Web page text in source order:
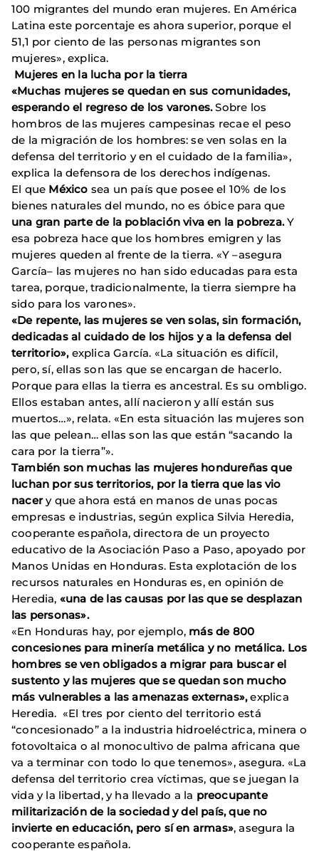
100 migrantes del mundo eran mujeres. En América
Latina este porcentaje es ahora superior, porque el
51,1 por ciento de las personas migrantes son
mujeres», explica.
Mujeres en la lucha por la tierra
«Muchas mujeres se quedan en sus comunidades,
esperando el regreso de los varones.Sobre los
hombros de las mujeres campesinas recae el peso
de la migración de los hombres: se ven solas en la
defensa del territorio y en el cuidado de la familia»,
explica la defensora de los derechos indígenas.
El que México sea un país que posee el 10% de los
bienes naturales del mundo, no es óbice para que
una gran parte de la población viva en la pobreza.Y
esa pobreza hace que los hombres emigren y las
mujeres queden al frente de la tierra. «Y –asegura
García– las mujeres no han sido educadas para esta
tarea, porque, tradicionalmente, la tierra siempre ha
sido para los varones».
«De repente, las mujeres se ven solas, sin formación,
dedicadas al cuidado de los hijos y a la defensa del
territorio»,explica García. «La situación es difícil,
pero, sí, ellas son las que se encargan de hacerlo.
Porque para ellas la tierra es ancestral. Es su ombligo.
Ellos estaban antes, allí nacieron y allí están sus
muertos…», relata. «En esta situación las mujeres son
las que pelean… ellas son las que están “sacando la
cara por la tierra”».
También son muchas las mujeres hondureñas que
luchan por sus territorios, por la tierra que las vio
nacery que ahora está en manos de unas pocas
empresas e industrias, según explica Silvia Heredia,
cooperante española, directora de un proyecto
educativo de la Asociación Paso a Paso, apoyado por
Manos Unidas en Honduras. Esta explotación de los
recursos naturales en Honduras es, en opinión de
Heredia, «una de las causas por las que se desplazan
las personas».
«En Honduras hay, por ejemplo, más de 800
concesiones para minería metálica y no metálica. Los
hombres se ven obligados a migrar para buscar el
sustento y las mujeres que se quedan son mucho
más vulnerables a las amenazas externas»,explica
Heredia. «El tres por ciento del territorio está
“concesionado” a la industria hidroeléctrica, minera o
fotovoltaica o al monocultivo de palma africana que
va a terminar con todo lo que tenemos», asegura. «La
defensa del territorio crea víctimas, que se juegan la
vida y la libertad, y ha llevado a la preocupante
militarización de la sociedad y del país, que no
invierte en educación, pero sí en armas», asegura la
cooperante española.